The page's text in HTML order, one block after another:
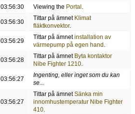
03:56:30 Viewing the Portal .
03:56:30
Tittar på ämnet Klimat
fläktkonvektor.
03:56:29
Tittar på ämnetinstallation av
värmepump på egen hand .
03:56:28
Tittar på ämnet Byta kontaktor
Nibe Fighter 1210.
03:56:27
Ingenting, eller inget som du kan
se...
03:56:27
Tittar på ämnetSänka min
innomhustemperatur Nibe Fighter
410.